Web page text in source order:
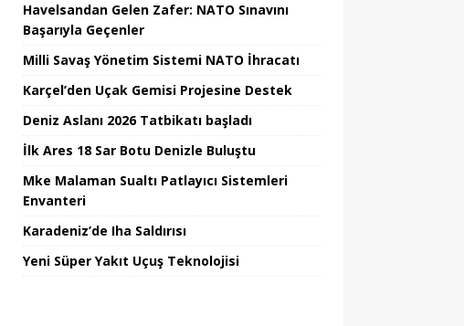
Havelsandan Gelen Zafer: NATO Sınavını
Başarıyla Geçenler
Milli Savaş Yönetim Sistemi NATO İhracatı
Karçel’den Uçak Gemisi Projesine Destek
Deniz Aslanı 2026 Tatbikatı başladı
İlk Ares 18 Sar Botu Denizle Buluştu
Mke Malaman Sualtı Patlayıcı Sistemleri
Envanteri
Karadeniz’de Iha Saldırısı
Yeni Süper Yakıt Uçuş Teknolojisi